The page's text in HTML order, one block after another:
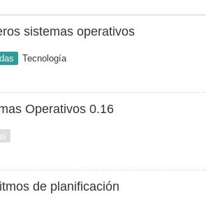
sistemas operativos
Tecnología
Operativos 0.16
de planificación